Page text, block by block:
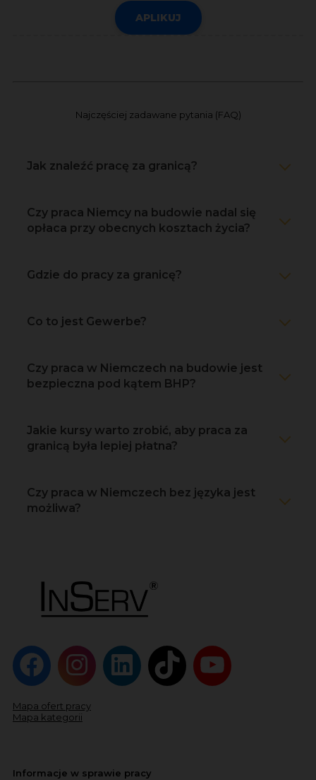
APLIKUJ
Najczęściej zadawane pytania (FAQ)
Jak znaleźć pracę za granicą?
Czy praca Niemcy na budowie nadal się
opłaca przy obecnych kosztach życia?
Gdzie do pracy za granicę?
Co to jest Gewerbe?
Czy praca w Niemczech na budowie jest
bezpieczna pod kątem BHP?
Jakie kursy warto zrobić, aby praca za
granicą była lepiej płatna?
Czy praca w Niemczech bez języka jest
możliwa?
Mapa ofert pracy
Mapa kategorii
Informacje w sprawie pracy